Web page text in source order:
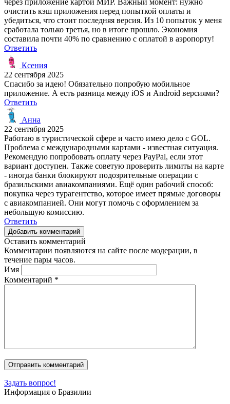
очистить кэш приложения перед попыткой оплаты и
убедиться, что стоит последняя версия. Из 10 попыток у меня
сработала только третья, но в итоге прошло. Экономия
составила почти 40% по сравнению с оплатой в аэропорту!
Ответить
Ксения
22 сентября 2025
Спасибо за идею! Обязательно попробую мобильное
приложение. А есть разница между iOS и Android версиями?
Ответить
Анна
22 сентября 2025
Работаю в туристической сфере и часто имею дело с GOL.
Проблема с международными картами - известная ситуация.
Рекомендую попробовать оплату через PayPal, если этот
вариант доступен. Также советую проверить лимиты на карте
- иногда банки блокируют подозрительные операции с
бразильскими авиакомпаниями. Ещё один рабочий способ:
покупка через турагентство, которое имеет прямые договоры
с авиакомпанией. Они могут помочь с оформлением за
небольшую комиссию.
Ответить
Добавить комментарий
Оставить комментарий
Комментарии появляются на сайте после модерации, в
течение пары часов.
Имя
Комментарий *
Задать вопрос!
Информация о Бразилии